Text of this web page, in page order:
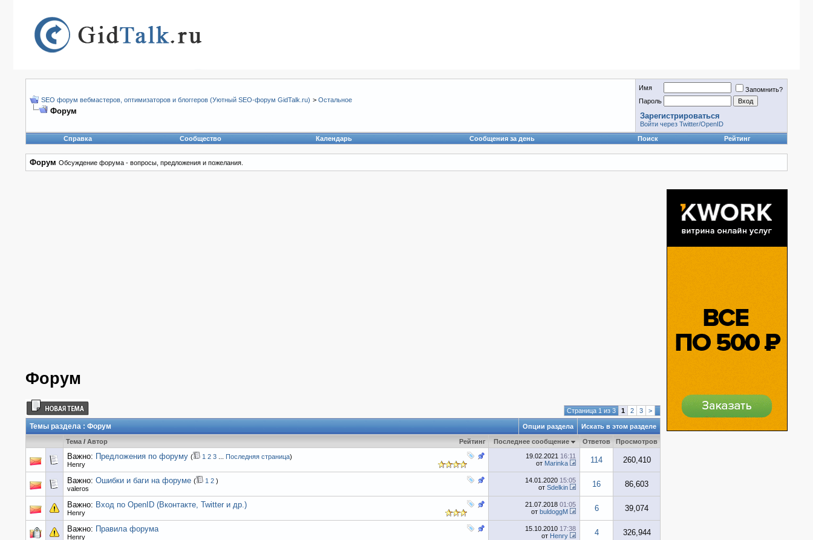
SEO форум вебмастеров, оптимизаторов и блоггеров (Уютный SEO-форум GidTalk.ru) > Остальное
Форум
Имя
Запомнить?
Пароль
Зарегистрироваться
Войти через Twitter/OpenID
Справка
Сообщество Календарь Сообщения за день Поиск Рейтинг
Форум Обсуждение форума - вопросы, предложения и пожелания.
Форум
Страница 1 из 3 1 2 3 >
Темы раздела : Форум Опции раздела Искать в этом разделе
Рейтинг
Тема / Автор Последнее сообщение Ответов Просмотров
Важно: Предложения по форуму ( 1 2 3 Последняя страница)
Henry
19.02.2021 16:11
от Marinka 114 260,410
Важно: Ошибки и баги на форуме ( 1 2 )
valeros
14.01.2020 15:05
от Sdelkin 16 86,603
Важно: Вход по OpenID (Вконтакте, Twitter и др.)
Henry
21.07.2018 01:05
от buldoggM 6 39,074
Важно: Правила форума
Henry
15.10.2010 17:38
от Henry 4 326,944